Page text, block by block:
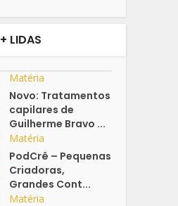
+ LIDAS
Matéria
Novo: Tratamentos
capilares de
Guilherme Bravo ...
Matéria
PodCrê – Pequenas
Criadoras,
Grandes Cont...
Matéria